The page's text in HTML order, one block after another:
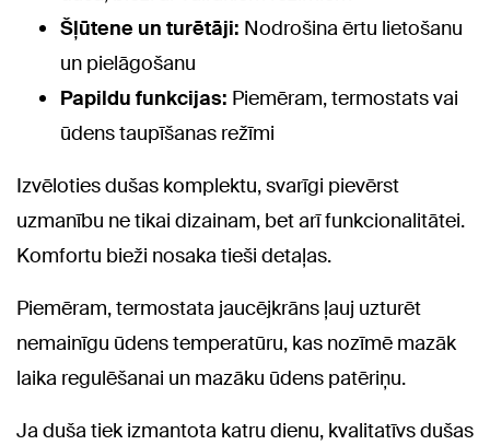
Šļūtene un turētāji: Nodrošina ērtu lietošanu
un pielāgošanu
Papildu funkcijas: Piemēram, termostats vai
ūdens taupīšanas režīmi
Izvēloties dušas komplektu, svarīgi pievērst
uzmanību ne tikai dizainam, bet arī funkcionalitātei.
Komfortu bieži nosaka tieši detaļas.
Piemēram, termostata jaucējkrāns ļauj uzturēt
nemainīgu ūdens temperatūru, kas nozīmē mazāk
laika regulēšanai un mazāku ūdens patēriņu.
Ja duša tiek izmantota katru dienu, kvalitatīvs dušas